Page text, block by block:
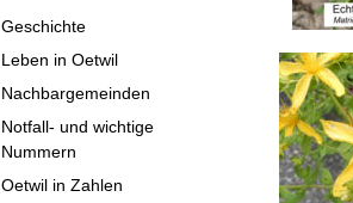
Geschichte
Leben in Oetwil
Nachbargemeinden
Notfall- und wichtige
Nummern
Oetwil in Zahlen